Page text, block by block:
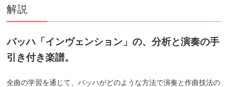
解説
バッハ「インヴェンション」の、分析と演奏の手
引き付き楽譜。
全曲の学習を通じて、バッハがどのような方法で演奏と作曲技法の